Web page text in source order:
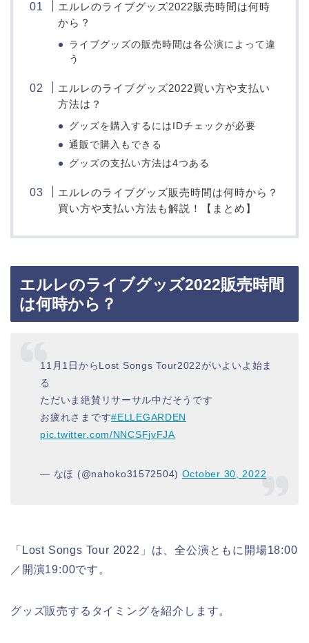
エルレのライブグッズ2022販売時間は何時
から？
ライブグッズの販売時間は各公演によって違
う
エルレのライブグッズ2022買い方や支払い
方法は？
グッズを購入するにはIDチェックが必要
通販で購入もできる
グッズの支払い方法は4つある
エルレのライブグッズ販売時間は何時から？
買い方や支払い方法も解説！【まとめ】
エルレのライブグッズ2022販売時間
は何時から？
11月1日からLost Songs Tour2022がいよいよ始ま
る
ただいま絶賛リサーサル中だそうです
お疲れさまです#ELLEGARDEN
pic.twitter.com/NNCSFjvFJA
— なほ (@nahoko31572504) October 30, 2022
「Lost Songs Tour 2022」は、全公演ともに開場18:00
／開演19:00です。
グッズ販売するタイミングを紹介します。